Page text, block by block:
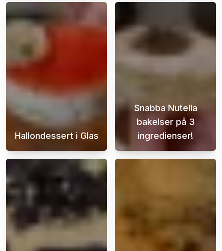
Hallondessert i Glas
Denna himmelska hallondessert i glas är
Snabba Nutella
bakelser på 3
ingredienser!
Denna lätta